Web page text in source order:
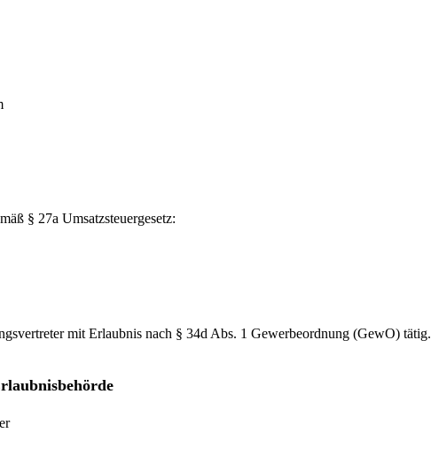
§ 27a Umsatzsteuergesetz:
mit Erlaubnis nach § 34d Abs. 1 Gewerbeordnung (GewO) tätig.